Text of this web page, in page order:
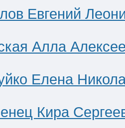
Евгений
Алла
Елена
Кира